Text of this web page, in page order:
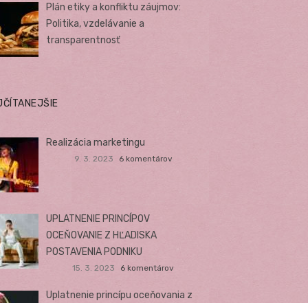
Plán etiky a konfliktu záujmov:
Politika, vzdelávanie a
transparentnosť
Realizácia marketingu
9. 3. 2023 6 komentárov
UPLATNENIE PRINCÍPOV
OCEŇOVANIE Z HĽADISKA
POSTAVENIA PODNIKU
15. 3. 2023 6 komentárov
Uplatnenie princípu oceňovania z